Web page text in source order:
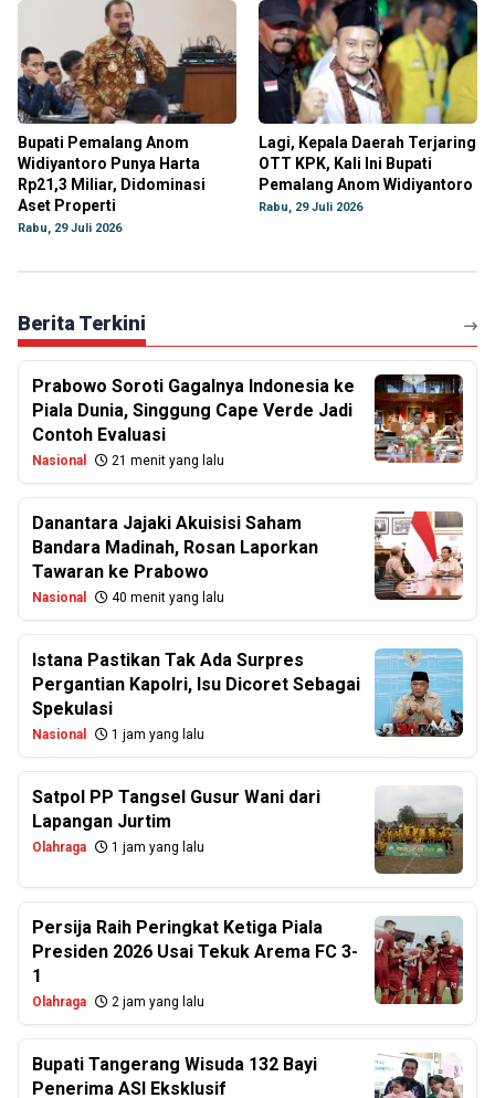
Bupati Pemalang Anom
Widiyantoro Punya Harta
Rp21,3 Miliar, Didominasi
Aset Properti
Rabu, 29 Juli 2026
Lagi, Kepala Daerah Terjaring
OTT KPK, Kali Ini Bupati
Pemalang Anom Widiyantoro
Rabu, 29 Juli 2026
Berita Terkini
Prabowo Soroti Gagalnya Indonesia ke
Piala Dunia, Singgung Cape Verde Jadi
Contoh Evaluasi
Nasional 21 menit yang lalu
Danantara Jajaki Akuisisi Saham
Bandara Madinah, Rosan Laporkan
Tawaran ke Prabowo
Nasional 40 menit yang lalu
Istana Pastikan Tak Ada Surpres
Pergantian Kapolri, Isu Dicoret Sebagai
Spekulasi
Nasional 1 jam yang lalu
Satpol PP Tangsel Gusur Wani dari
Lapangan Jurtim
Olahraga 1 jam yang lalu
Persija Raih Peringkat Ketiga Piala
Presiden 2026 Usai Tekuk Arema FC 3-
1
Olahraga 2 jam yang lalu
Bupati Tangerang Wisuda 132 Bayi
Penerima ASI Eksklusif